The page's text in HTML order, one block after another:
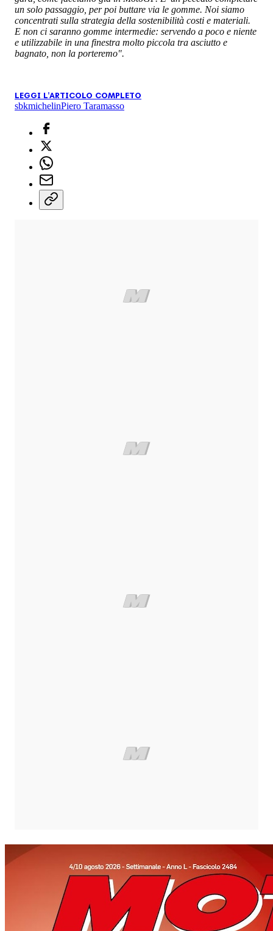
un solo passaggio, per poi buttare via le gomme. Noi siamo
concentrati sulla strategia della sostenibilità costi e materiali.
E non ci saranno gomme intermedie: servendo a poco e niente
e utilizzabile in una finestra molto piccola tra asciutto e
bagnato, non la porteremo".
LEGGI L'ARTICOLO COMPLETO
sbkmichelinPiero Taramasso